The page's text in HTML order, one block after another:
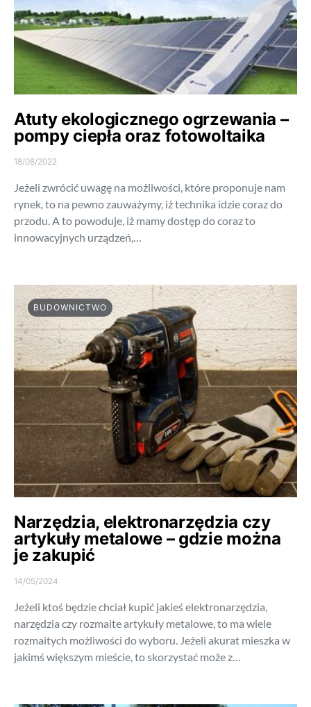
Atuty ekologicznego ogrzewania –
pompy ciepła oraz fotowoltaika
18/08/2022
Jeżeli zwrócić uwagę na możliwości, które proponuje nam
rynek, to na pewno zauważymy, iż technika idzie coraz do
przodu. A to powoduje, iż mamy dostęp do coraz to
innowacyjnych urządzeń,…
BUDOWNICTWO
Narzędzia, elektronarzędzia czy
artykuły metalowe – gdzie można
je zakupić
14/05/2024
Jeżeli ktoś będzie chciał kupić jakieś elektronarzędzia,
narzędzia czy rozmaite artykuły metalowe, to ma wiele
rozmaitych możliwości do wyboru. Jeżeli akurat mieszka w
jakimś większym mieście, to skorzystać może z…